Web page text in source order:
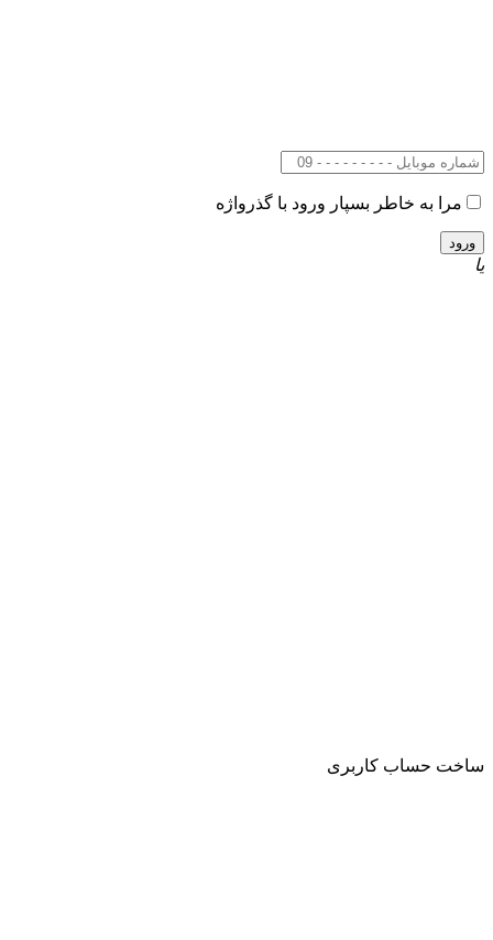
مرا به خاطر بسپار ورود با گذرواژه
یا
ساخت حساب کاربری